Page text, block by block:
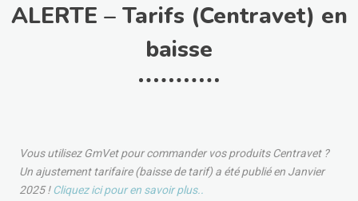
ALERTE – Tarifs (Centravet) en
baisse
Vous utilisez GmVet pour commander vos produits Centravet ?
Un ajustement tarifaire (baisse de tarif) a été publié en Janvier
2025 !Cliquez ici pour en savoir plus..